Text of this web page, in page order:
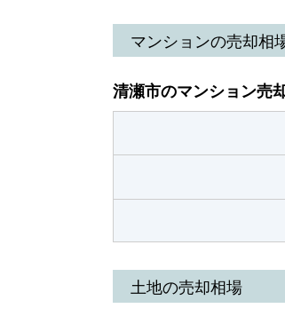
マンションの売却相
清瀬市のマンション売
土地の売却相場